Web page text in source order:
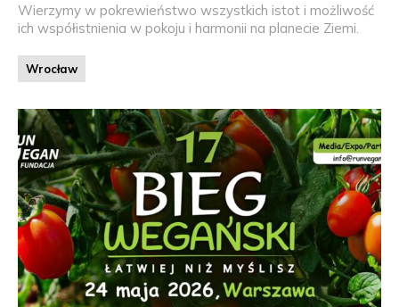
Wierzymy w pokrewieństwo wszystkich istot i możliwość
ich współistnienia w pokoju i harmonii na planecie Ziemi.
Wrocław